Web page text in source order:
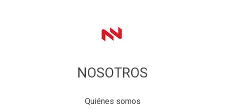
NOSOTROS
Quiénes somos